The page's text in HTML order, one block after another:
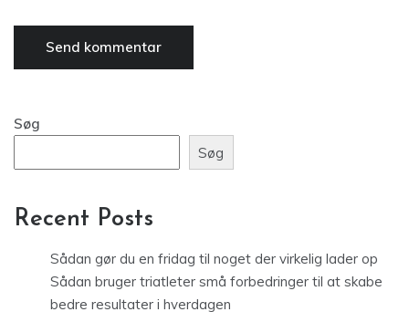
Søg
Søg
Recent Posts
Sådan gør du en fridag til noget der virkelig lader op
Sådan bruger triatleter små forbedringer til at skabe
bedre resultater i hverdagen